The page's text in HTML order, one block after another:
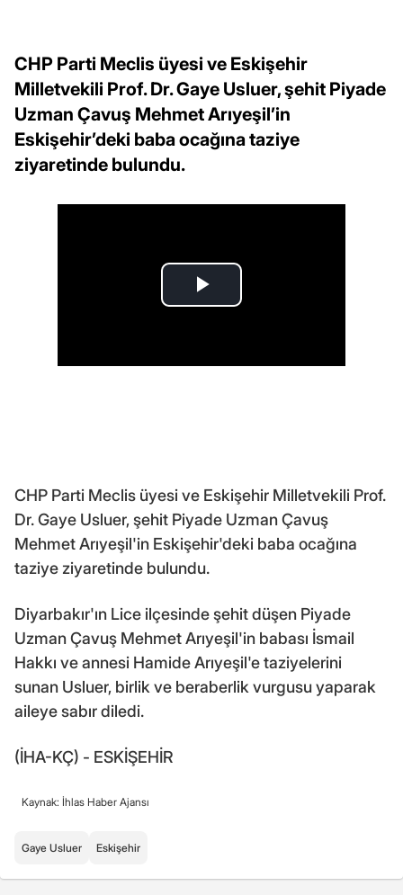
CHP Parti Meclis üyesi ve Eskişehir
Milletvekili Prof. Dr. Gaye Usluer, şehit Piyade
Uzman Çavuş Mehmet Arıyeşil’in
Eskişehir’deki baba ocağına taziye
ziyaretinde bulundu.
CHP Parti Meclis üyesi ve Eskişehir Milletvekili Prof.
Dr. Gaye Usluer, şehit Piyade Uzman Çavuş
Mehmet Arıyeşil'in Eskişehir'deki baba ocağına
taziye ziyaretinde bulundu.
Diyarbakır'ın Lice ilçesinde şehit düşen Piyade
Uzman Çavuş Mehmet Arıyeşil'in babası İsmail
Hakkı ve annesi Hamide Arıyeşil'e taziyelerini
sunan Usluer, birlik ve beraberlik vurgusu yaparak
aileye sabır diledi.
(İHA-KÇ) - ESKİŞEHİR
Kaynak: İhlas Haber Ajansı
Gaye Usluer Eskişehir